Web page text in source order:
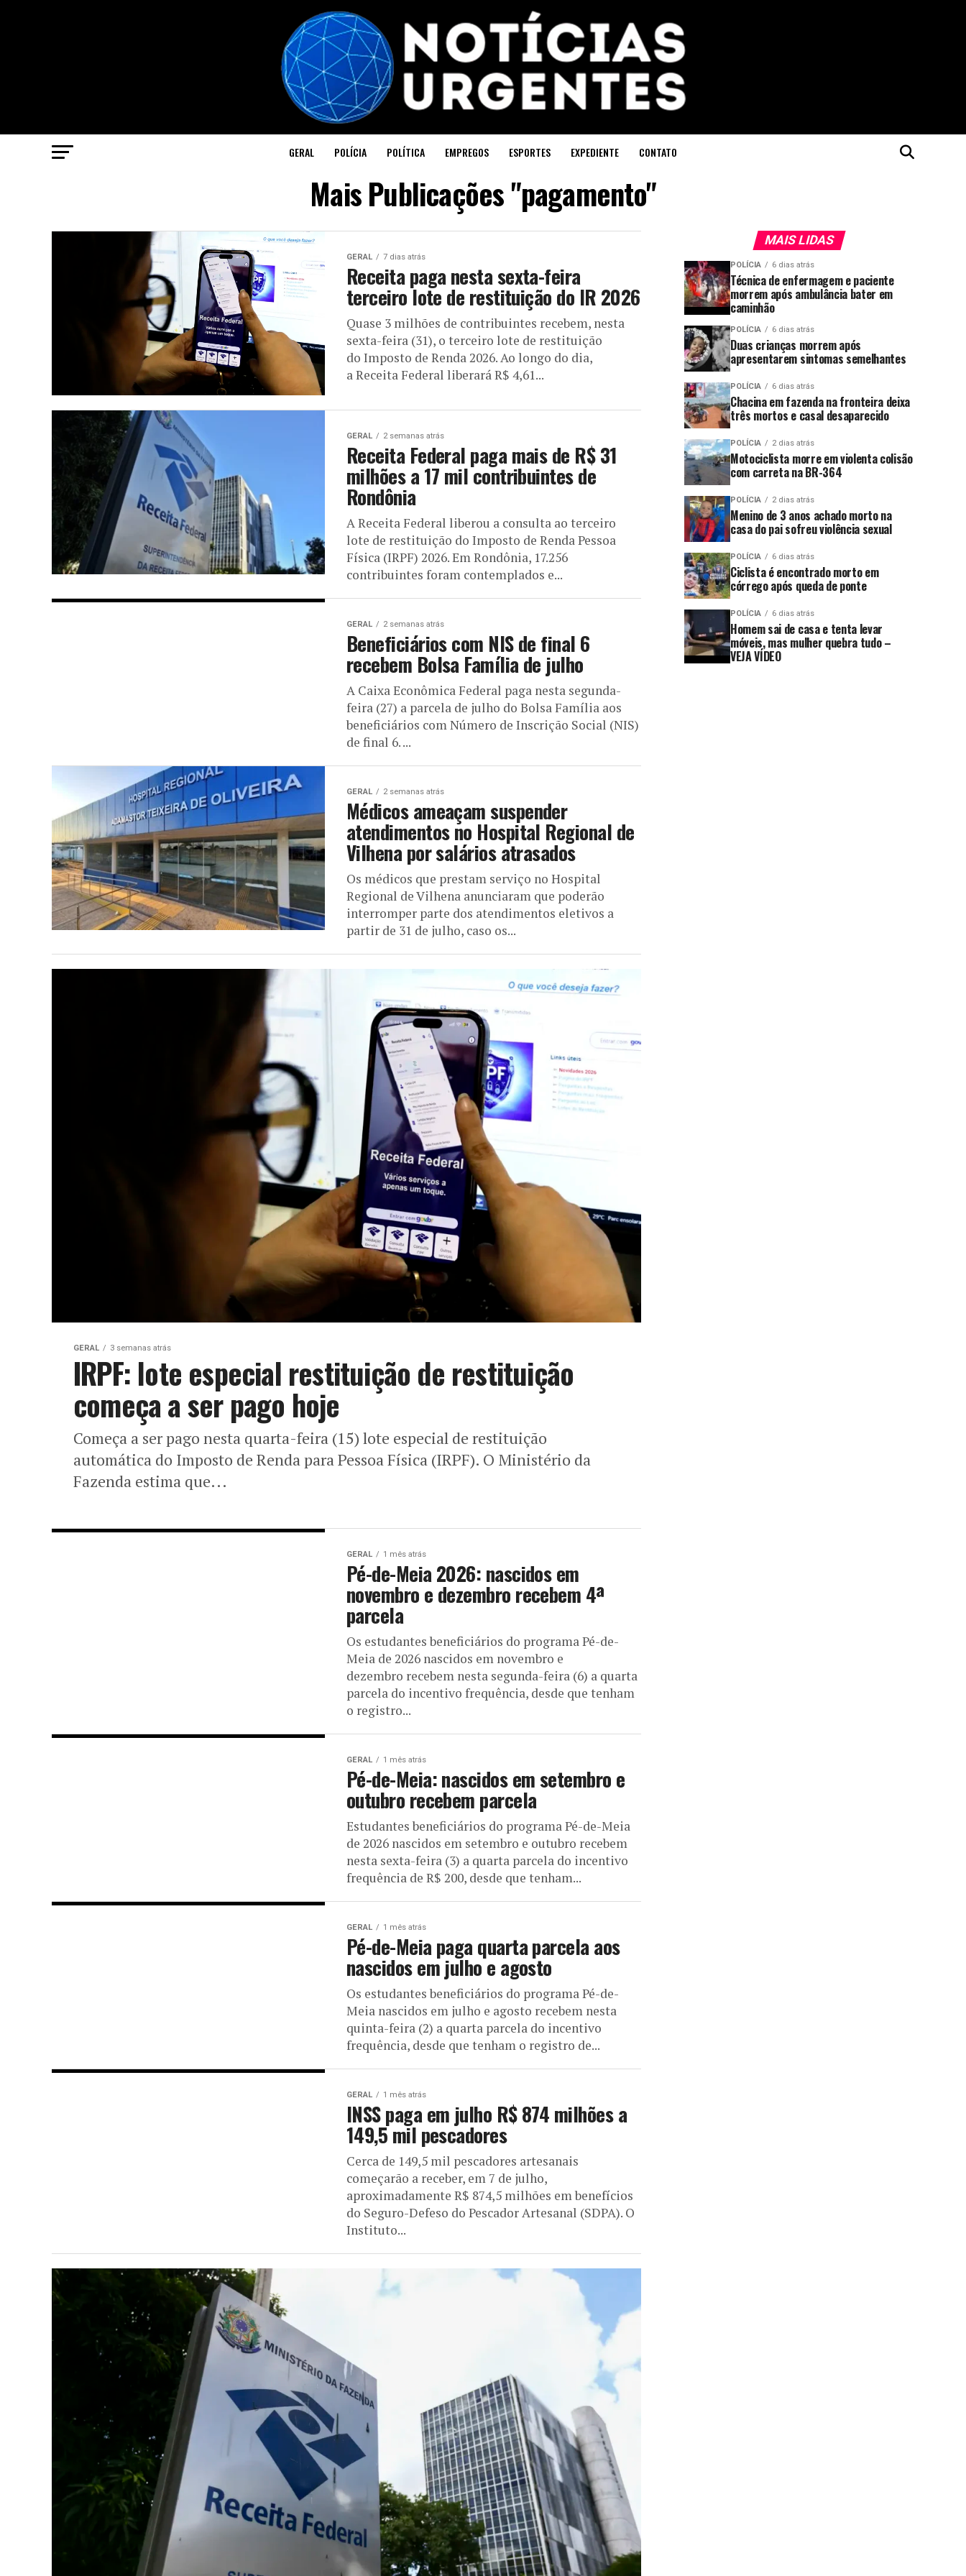
GERAL POLÍCIA POLÍTICA EMPREGOS ESPORTES EXPEDIENTE CONTATO
Mais Publicações "pagamento"
GERAL 7 dias atrás
Receita paga nesta sexta-feira
terceiro lote de restituição do IR 2026
Quase 3 milhões de contribuintes recebem, nesta
sexta-feira (31), o terceiro lote de restituição
do Imposto de Renda 2026. Ao longo do dia,
a Receita Federal liberará R$ 4,61...
GERAL 2 semanas atrás
Receita Federal paga mais de R$ 31
milhões a 17 mil contribuintes de
Rondônia
A Receita Federal liberou a consulta ao terceiro
lote de restituição do Imposto de Renda Pessoa
Física (IRPF) 2026. Em Rondônia, 17.256
contribuintes foram contemplados e...
GERAL 2 semanas atrás
Beneficiários com NIS de final 6
recebem Bolsa Família de julho
A Caixa Econômica Federal paga nesta segunda-
feira (27) a parcela de julho do Bolsa Família aos
beneficiários com Número de Inscrição Social (NIS)
de final 6. ...
GERAL 2 semanas atrás
Médicos ameaçam suspender
atendimentos no Hospital Regional de
Vilhena por salários atrasados
Os médicos que prestam serviço no Hospital
Regional de Vilhena anunciaram que poderão
interromper parte dos atendimentos eletivos a
partir de 31 de julho, caso os...
GERAL 3 semanas atrás
IRPF: lote especial restituição de restituição
começa a ser pago hoje
Começa a ser pago nesta quarta-feira (15) lote especial de restituição
automática do Imposto de Renda para Pessoa Física (IRPF). O Ministério da
Fazenda estima que...
GERAL 1 mês atrás
Pé-de-Meia 2026: nascidos em
novembro e dezembro recebem 4ª
parcela
Os estudantes beneficiários do programa Pé-de-
Meia de 2026 nascidos em novembro e
dezembro recebem nesta segunda-feira (6) a quarta
parcela do incentivo frequência, desde que tenham
o registro...
GERAL 1 mês atrás
Pé-de-Meia: nascidos em setembro e
outubro recebem parcela
Estudantes beneficiários do programa Pé-de-Meia
de 2026 nascidos em setembro e outubro recebem
nesta sexta-feira (3) a quarta parcela do incentivo
frequência de R$ 200, desde que tenham...
GERAL 1 mês atrás
Pé-de-Meia paga quarta parcela aos
nascidos em julho e agosto
Os estudantes beneficiários do programa Pé-de-
Meia nascidos em julho e agosto recebem nesta
quinta-feira (2) a quarta parcela do incentivo
frequência, desde que tenham o registro de...
GERAL 1 mês atrás
INSS paga em julho R$ 874 milhões a
149,5 mil pescadores
Cerca de 149,5 mil pescadores artesanais
começarão a receber, em 7 de julho,
aproximadamente R$ 874,5 milhões em benefícios
do Seguro-Defeso do Pescador Artesanal (SDPA). O
Instituto...
MAIS LIDAS
POLÍCIA 6 dias atrás
Técnica de enfermagem e paciente
morrem após ambulância bater em
caminhão
POLÍCIA 6 dias atrás
Duas crianças morrem após
apresentarem sintomas semelhantes
POLÍCIA 6 dias atrás
Chacina em fazenda na fronteira deixa
três mortos e casal desaparecido
POLÍCIA 2 dias atrás
Motociclista morre em violenta colisão
com carreta na BR-364
POLÍCIA 2 dias atrás
Menino de 3 anos achado morto na
casa do pai sofreu violência sexual
POLÍCIA 6 dias atrás
Ciclista é encontrado morto em
córrego após queda de ponte
POLÍCIA 6 dias atrás
Homem sai de casa e tenta levar
móveis, mas mulher quebra tudo –
VEJA VÍDEO